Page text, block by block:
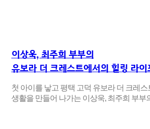
이상욱, 최주희 부부의
유보라 더 크레스트에서의 힐링 라이
첫 아이를 낳고 평택 고덕 유보라 더 크레
생활을 만들어 나가는 이상욱, 최주희 부부